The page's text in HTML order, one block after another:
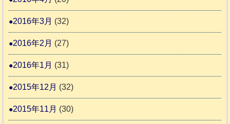
2016年3月 (32)
2016年2月 (27)
2016年1月 (31)
2015年12月 (32)
2015年11月 (30)